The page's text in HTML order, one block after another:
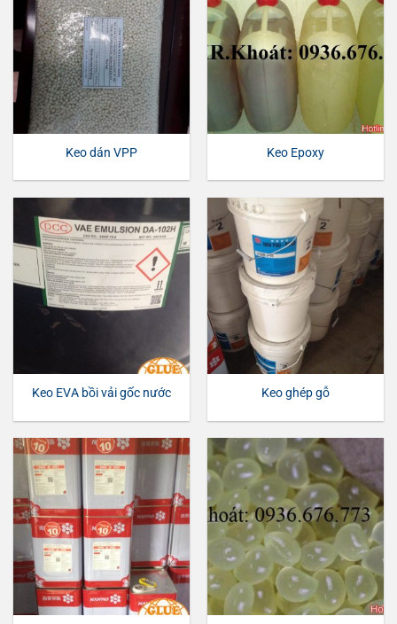
Keo dán VPP Keo Epoxy
Keo EVA bồi vải gốc nước Keo ghép gỗ